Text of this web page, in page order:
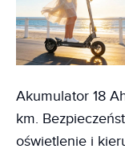
Akumulator 18
km.
oświetlenie i